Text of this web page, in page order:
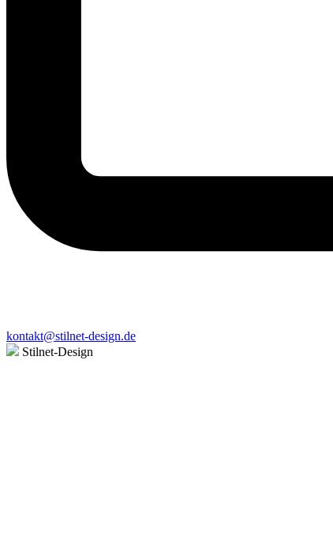
kontakt@stilnet-design.de
Stilnet-Design